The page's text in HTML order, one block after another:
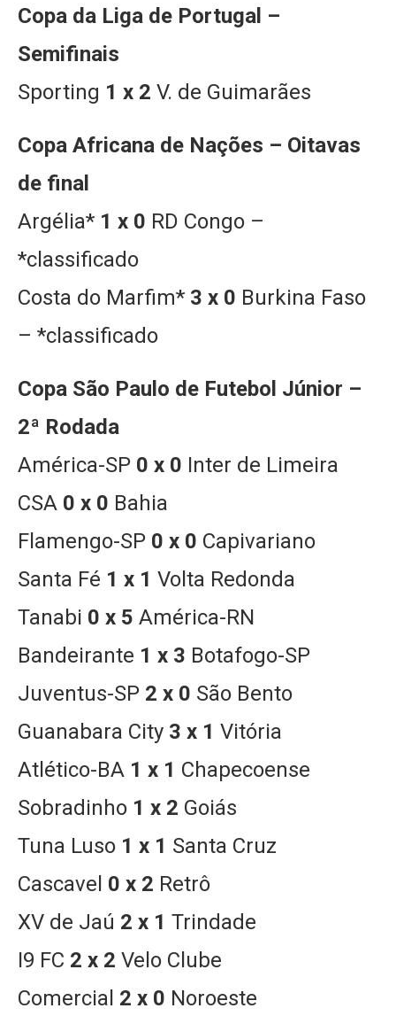
Copa da Liga de Portugal –
Semifinais
Sporting 1 x 2 V. de Guimarães
Copa Africana de Nações – Oitavas
de final
Argélia* 1 x 0 RD Congo –
*classificado
Costa do Marfim* 3 x 0 Burkina Faso
– *classificado
Copa São Paulo de Futebol Júnior –
2ª Rodada
América-SP 0 x 0 Inter de Limeira
CSA 0 x 0 Bahia
Flamengo-SP 0 x 0 Capivariano
Santa Fé 1 x 1 Volta Redonda
Tanabi 0 x 5 América-RN
Bandeirante 1 x 3 Botafogo-SP
Juventus-SP 2 x 0 São Bento
Guanabara City 3 x 1 Vitória
Atlético-BA 1 x 1 Chapecoense
Sobradinho 1 x 2 Goiás
Tuna Luso 1 x 1 Santa Cruz
Cascavel 0 x 2 Retrô
XV de Jaú 2 x 1 Trindade
I9 FC 2 x 2 Velo Clube
Comercial 2 x 0 Noroeste